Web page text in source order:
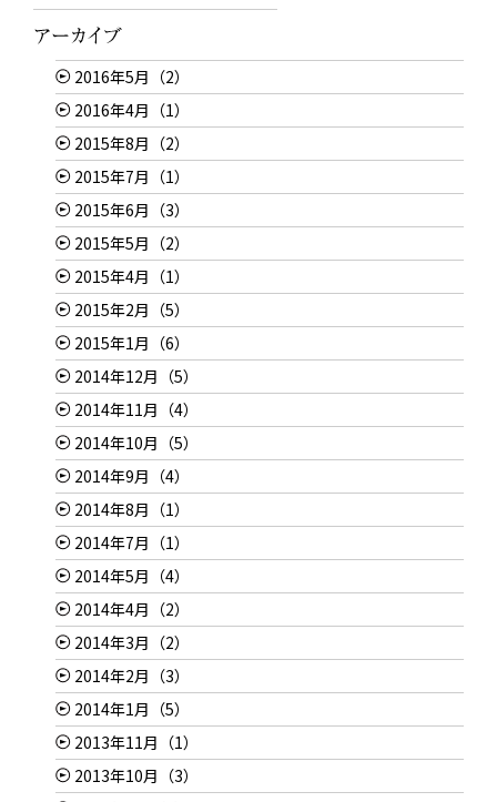
2016年5月（2）
2016年4月（1）
2015年8月（2）
2015年7月（1）
2015年6月（3）
2015年5月（2）
2015年4月（1）
2015年2月（5）
2015年1月（6）
2014年12月（5）
2014年11月（4）
2014年10月（5）
2014年9月（4）
2014年8月（1）
2014年7月（1）
2014年5月（4）
2014年4月（2）
2014年3月（2）
2014年2月（3）
2014年1月（5）
2013年11月（1）
2013年10月（3）